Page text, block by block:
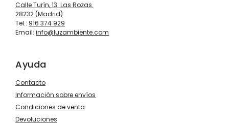
Calle Turín, 13. Las Rozas.
28232 (Madrid)
Tel.: 916 374 929
Email: info@luzambiente.com
Ayuda
Contacto
Información sobre envíos
Condiciones de venta
Devoluciones